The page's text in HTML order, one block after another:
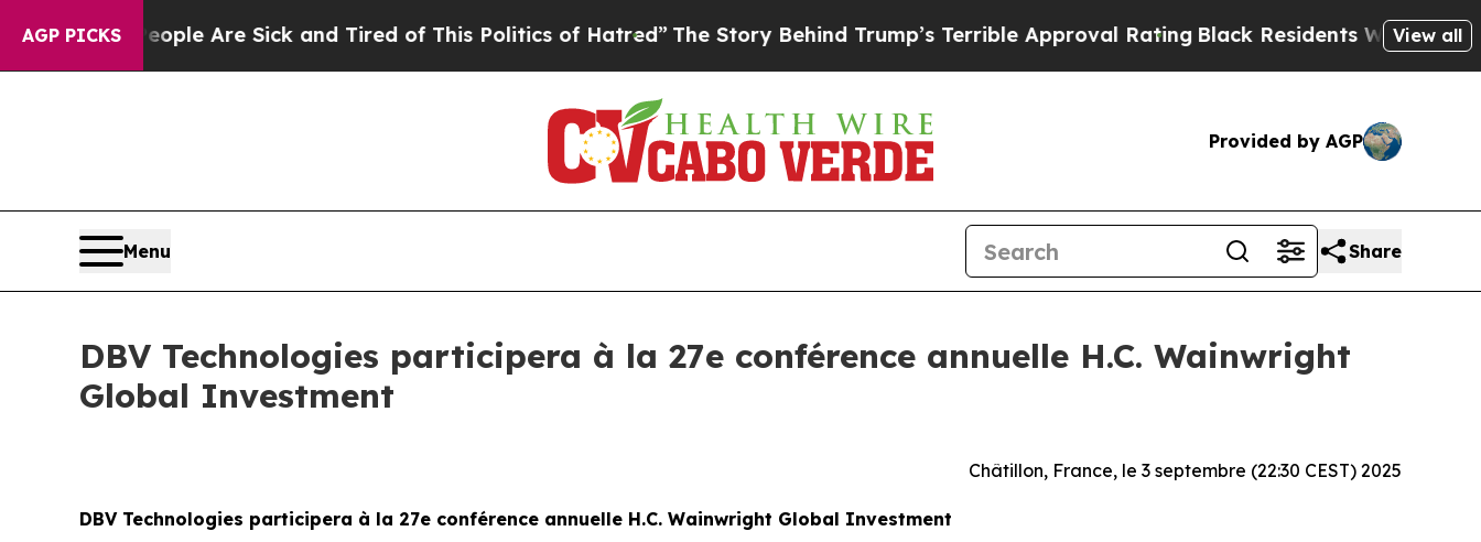
AGP PICKS
“People Are Sick and Tired of This Politics of Hatred”The Story Behind Trump’s Terrible Approval Rating Black Residents Warned ofView all
Provided by AGP
Menu Share
DBV Technologies participera à la 27e conférence annuelle H.C. Wainwright
Global Investment
Châtillon, France, le 3 septembre (22:30 CEST) 2025
DBV Technologies participera à la 27e conférence annuelle H.C. Wainwright Global Investment